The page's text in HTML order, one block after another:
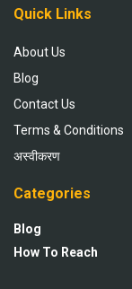
Quick Links
About Us
Blog
Contact Us
Terms & Conditions
अस्वीकरण
Categories
Blog
How To Reach